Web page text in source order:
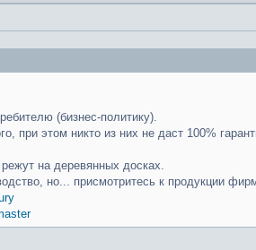
(бизнес-политику).
этом никто из них не даст 100%
на деревянных досках.
но... присмотритесь к продукции